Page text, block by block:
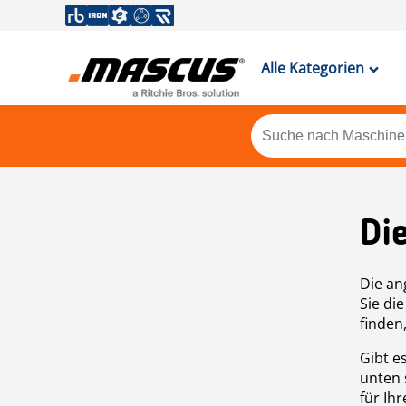
Alle Kategorien
Die
Sie
Gibt
unten
für